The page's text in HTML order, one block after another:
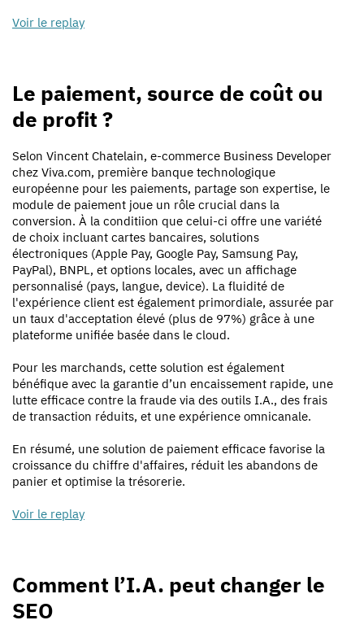
Voir le replay
Le paiement, source de coût ou
de profit ?
Selon Vincent Chatelain, e-commerce Business Developer
chez Viva.com, première banque technologique
européenne pour les paiements, partage son expertise, le
module de paiement joue un rôle crucial dans la
conversion. À la conditiion que celui-ci offre une variété
de choix incluant cartes bancaires, solutions
électroniques (Apple Pay, Google Pay, Samsung Pay,
PayPal), BNPL, et options locales, avec un affichage
personnalisé (pays, langue, device). La fluidité de
l'expérience client est également primordiale, assurée par
un taux d'acceptation élevé (plus de 97%) grâce à une
plateforme unifiée basée dans le cloud.
Pour les marchands, cette solution est également
bénéfique avec la garantie d’un encaissement rapide, une
lutte efficace contre la fraude via des outils I.A., des frais
de transaction réduits, et une expérience omnicanale.
En résumé, une solution de paiement efficace favorise la
croissance du chiffre d'affaires, réduit les abandons de
panier et optimise la trésorerie.
Voir le replay
Comment l’I.A. peut changer le
SEO